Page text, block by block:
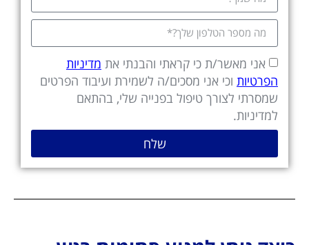
אני מאשר/ת כי קראתי והבנתי את מדיניות
הפרטיות וכי אני מסכים/ה לשמירת ועיבוד הפרטים
שמסרתי לצורך טיפול בפנייה שלי, בהתאם
למדיניות.
שלח